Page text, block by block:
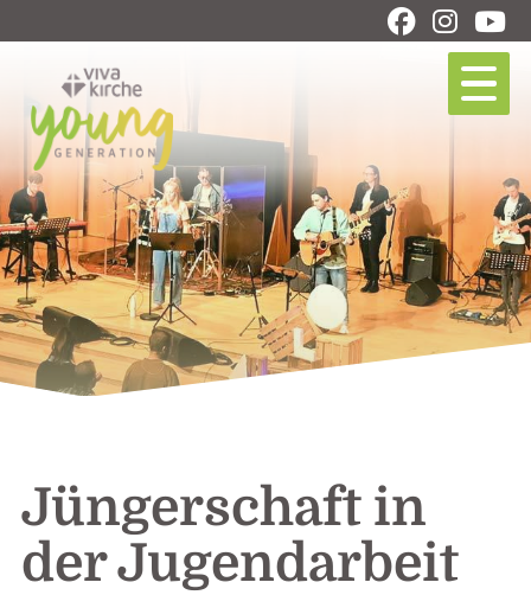
Jüngerschaft in
der Jugendarbeit